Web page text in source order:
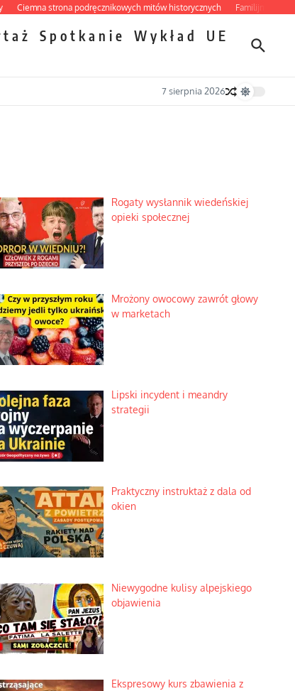
strona podręcznikowych mitów historycznych Familijny spór o
Spotkanie Wykład
UE
7 sierpnia 2026
Rogaty wysłannik wiedeńskiej
opieki społecznej
Mrożony owocowy zawrót głowy
w marketach
Lipski incydent i meandry
strategii
Praktyczny instruktaż z dala od
okien
Niewygodne kulisy alpejskiego
objawienia
Ekspresowy kurs zbawienia z